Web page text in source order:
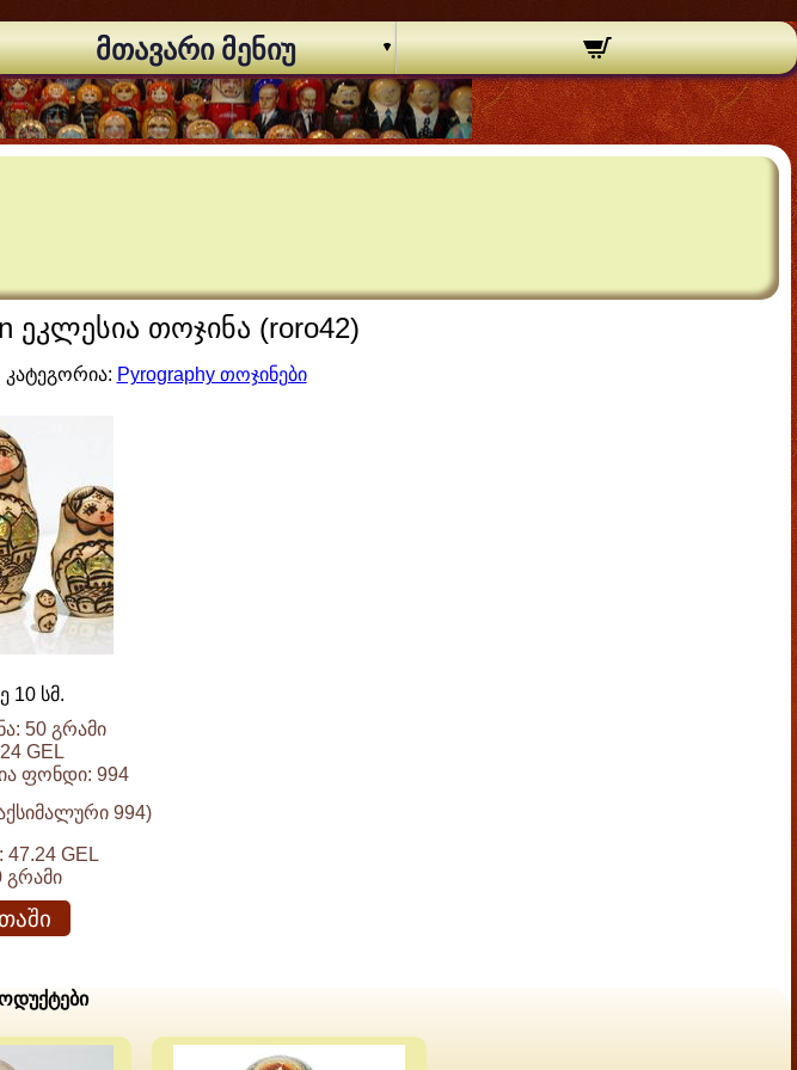
მთავარი მენიუ
ეკლესია თოჯინა (roro42)
კატეგორია: Pyrography თოჯინები
10 სმ.
50 გრამი
GEL
ფონდი: 994
994)
47.24 GEL
გრამი